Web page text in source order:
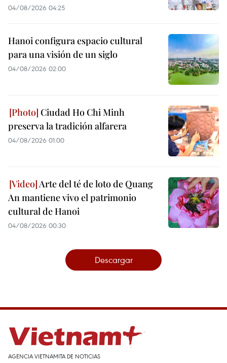
04/08/2026 04:25
Hanoi configura espacio cultural
para una visión de un siglo
04/08/2026 02:00
Ciudad Ho Chi Minh
preserva la tradición alfarera
04/08/2026 01:00
Arte del té de loto de Quang
An mantiene vivo el patrimonio
cultural de Hanoi
04/08/2026 00:30
Descargar
AGENCIA VIETNAMITA DE NOTICIAS